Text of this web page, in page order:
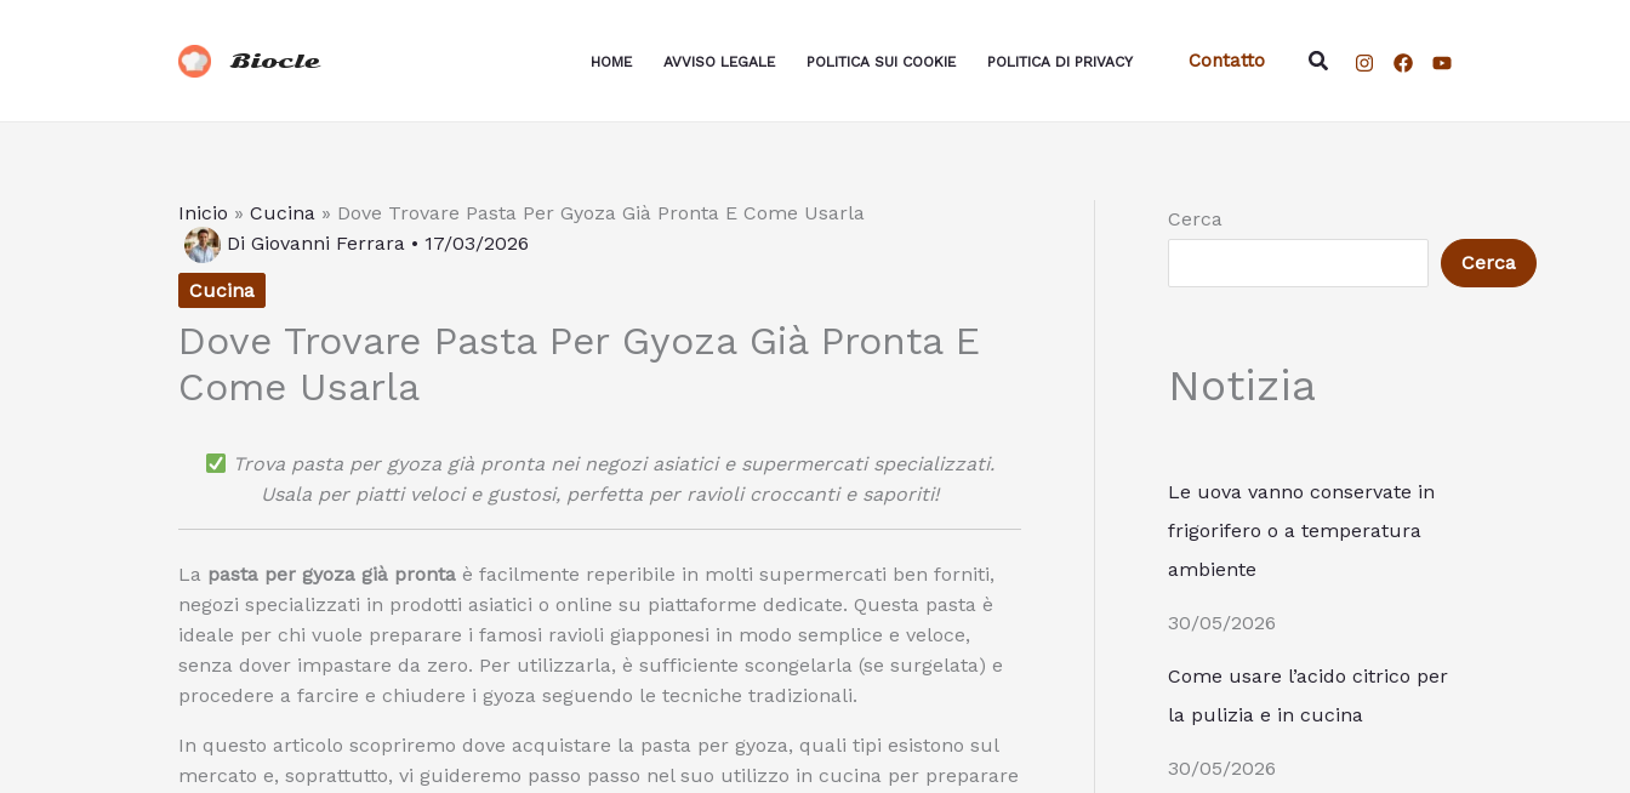
Biocle HOME AVVISO LEGALE POLITICA SUI COOKIE POLITICA DI PRIVACY Contatto Cerca
Inicio » Cucina » Dove Trovare Pasta Per Gyoza Già Pronta E Come Usarla
Di Giovanni Ferrara • 17/03/2026
Cucina
Dove Trovare Pasta Per Gyoza Già Pronta E
Come Usarla
Trova pasta per gyoza già pronta nei negozi asiatici e supermercati specializzati.
Usala per piatti veloci e gustosi, perfetta per ravioli croccanti e saporiti!
La pasta per gyoza già pronta è facilmente reperibile in molti supermercati ben forniti,
negozi specializzati in prodotti asiatici o online su piattaforme dedicate. Questa pasta è
ideale per chi vuole preparare i famosi ravioli giapponesi in modo semplice e veloce,
senza dover impastare da zero. Per utilizzarla, è sufficiente scongelarla (se surgelata) e
procedere a farcire e chiudere i gyoza seguendo le tecniche tradizionali.
In questo articolo scopriremo dove acquistare la pasta per gyoza, quali tipi esistono sul
mercato e, soprattutto, vi guideremo passo passo nel suo utilizzo in cucina per preparare
Cerca
Cerca
Notizia
Le uova vanno conservate in
frigorifero o a temperatura
ambiente
30/05/2026
Come usare l’acido citrico per
la pulizia e in cucina
30/05/2026